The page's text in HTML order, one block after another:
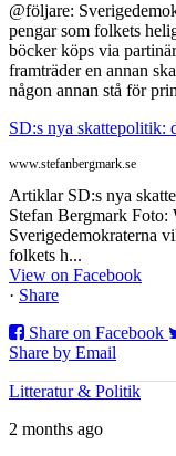
@följare:
pengar som folkets
böcker köps via
framträder en annan
någon annan stå för
SD:s nya skattepolitik:
www.stefanbergmark.se
Artiklar SD:s nya
Stefan Bergmark
Sverigedemokraterna
folkets h...
View on Facebook
· Share
Share on Facebook
Share by Email
Litteratur & Politik
2 months ago